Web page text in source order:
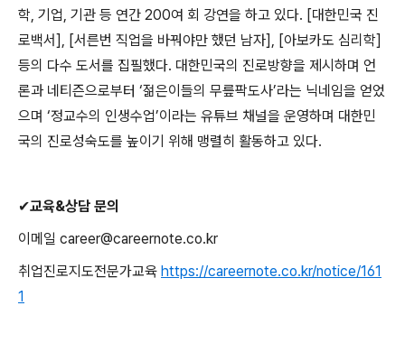
학 기업 기관 등 연간 200여 회 강연을 하고 있다. [대한민국 진
로백서], [서른번 직업을 바꿔야만 했던 남자], [아보카도 심리학]
등의 다수 도서를 집필했다. 대한민국의 진로방향을 제시하며 언
론과 네티즌으로부터 ‘젊은이들의 무릎팍도사’라는 닉네임을 얻었
으며 ‘정교수의 인생수업’이라는 유튜브 채널을 운영하며 대한민
국의 진로성숙도를 높이기 위해 맹렬히 활동하고 있다.
✔교육&상담 문의
이메일 career@careernote.co.kr
취업진로지도전문가교육 https://careernote.co.kr/notice/161
1